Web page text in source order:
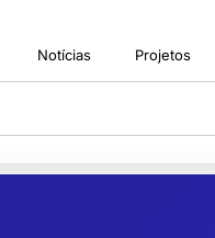
Notícias Projetos